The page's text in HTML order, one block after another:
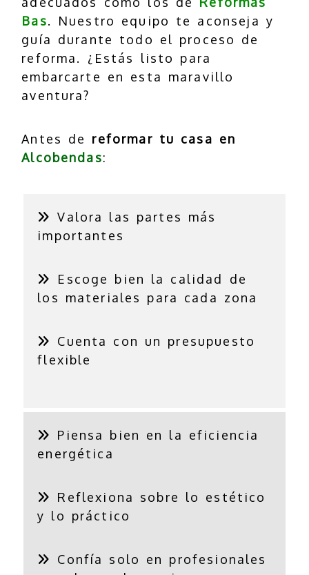
Bas. Nuestro equipo te aconseja y
guía durante todo el proceso de
reforma. ¿Estás listo para
embarcarte en esta maravillo
aventura?
Antes de reformar tu casa en
Alcobendas:
Valora las partes más
importantes
Escoge bien la calidad de
los materiales para cada zona
Cuenta con un presupuesto
flexible
Piensa bien en la eficiencia
energética
Reflexiona sobre lo estético
y lo práctico
Confía solo en profesionales